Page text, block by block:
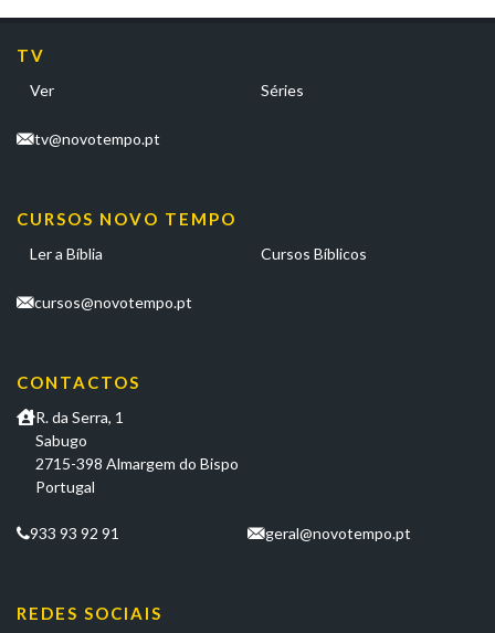
TV
Ver Séries
tv@novotempo.pt
CURSOS NOVO TEMPO
Ler a Bíblia Cursos Bíblicos
cursos@novotempo.pt
CONTACTOS
R. da Serra, 1
Sabugo
2715-398 Almargem do Bispo
Portugal
933 93 92 91 geral@novotempo.pt
REDES SOCIAIS